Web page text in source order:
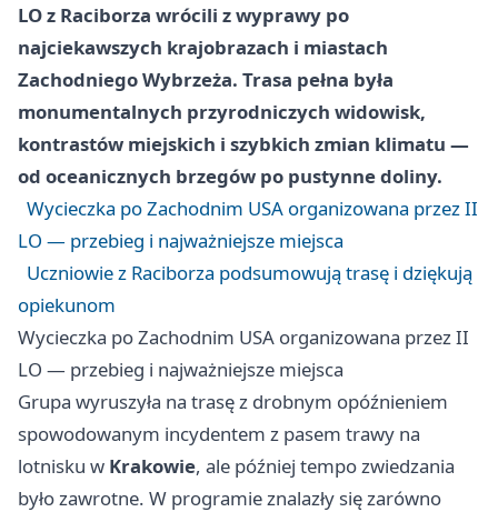
LOz Raciborza wrócili z wyprawy po
najciekawszych krajobrazach i miastach
Zachodniego Wybrzeża. Trasa pełna była
monumentalnych przyrodniczych widowisk,
kontrastów miejskich i szybkich zmian klimatu —
od oceanicznych brzegów po pustynne doliny.
Wycieczka po Zachodnim USA organizowana przez II
LO — przebieg i najważniejsze miejsca
Uczniowie z Raciborza podsumowują trasę i dziękują
opiekunom
Wycieczka po Zachodnim USA organizowana przez II
LO — przebieg i najważniejsze miejsca
Grupa wyruszyła na trasę z drobnym opóźnieniem
spowodowanym incydentem z pasem trawy na
lotnisku w Krakowie, ale później tempo zwiedzania
było zawrotne. W programie znalazły się zarówno